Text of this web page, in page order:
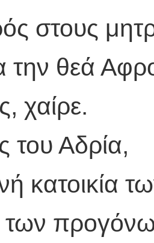
στους
την θεά
χαίρε.
του Αδρία,
κατοικία
των